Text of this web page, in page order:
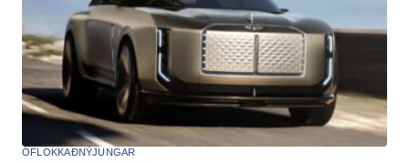
ÓFLOKKAÐNÝJUNGAR